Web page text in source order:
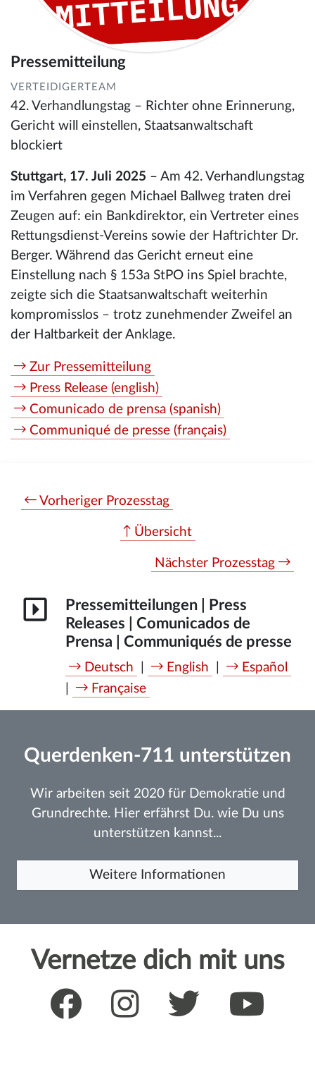
Pressemitteilung
VERTEIDIGERTEAM
42. Verhandlungstag – Richter ohne Erinnerung,
Gericht will einstellen, Staatsanwaltschaft
blockiert
Stuttgart, 17. Juli 2025 – Am 42. Verhandlungstag
im Verfahren gegen Michael Ballweg traten drei
Zeugen auf: ein Bankdirektor, ein Vertreter eines
Rettungsdienst-Vereins sowie der Haftrichter Dr.
Berger. Während das Gericht erneut eine
Einstellung nach § 153a StPO ins Spiel brachte,
zeigte sich die Staatsanwaltschaft weiterhin
kompromisslos – trotz zunehmender Zweifel an
der Haltbarkeit der Anklage.
Zur Pressemitteilung
Press Release (english)
Comunicado de prensa (spanish)
Communiqué de presse (français)
Vorheriger Prozesstag
Übersicht
Nächster Prozesstag
Pressemitteilungen | Press
Releases | Comunicados de
Prensa | Communiqués de presse
Deutsch English
Español
Française
Querdenken-711 unterstützen
Wir arbeiten seit 2020 für Demokratie und
Grundrechte. Hier erfährst Du. wie Du uns
unterstützen kannst...
Weitere Informationen
Vernetze dich mit uns